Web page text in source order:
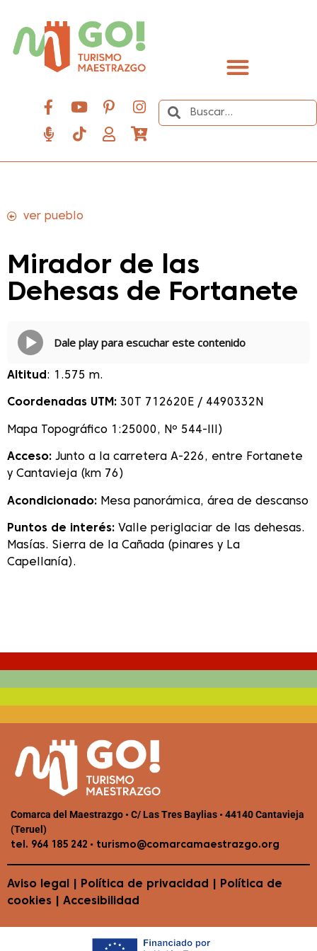
ver pueblo
Mirador de las
Dehesas de Fortanete
Dale play para escuchar este contenido
Altitud : 1.575 m.
Coordenadas UTM: 30T 712620E / 4490332N
Mapa Topográfico 1:25000, Nº 544-III)
Acceso: Junto a la carretera A-226, entre Fortanete
y Cantavieja (km 76)
Acondicionado: Mesa panorámica, área de descanso
Puntos de interés: Valle periglaciar de las dehesas.
Masías. Sierra de la Cañada (pinares y La
Capellanía).
Comarca del Maestrazgo • C/ Las Tres Baylias • 44140 Cantavieja
(Teruel)
tel. 964 185 242 • turismo@comarcamaestrazgo.org
Aviso legal Política de privacidad
Política de
cookies
Accesibilidad